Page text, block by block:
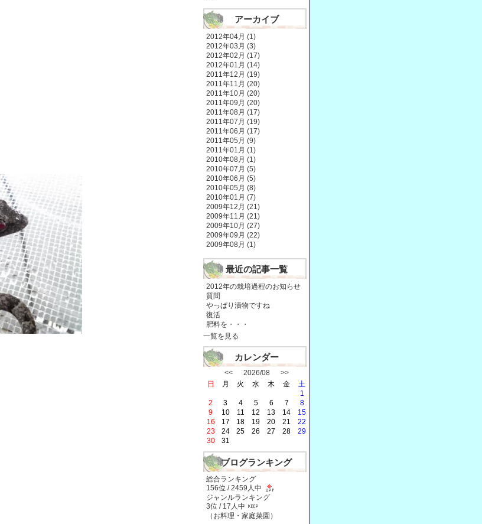
アーカイブ
2012年04月 (1)
2012年03月 (3)
2012年02月 (17)
2012年01月 (14)
2011年12月 (19)
2011年11月 (20)
2011年10月 (20)
2011年09月 (20)
2011年08月 (17)
2011年07月 (19)
2011年06月 (17)
2011年05月 (9)
2011年01月 (1)
2010年08月 (1)
2010年07月 (5)
2010年06月 (5)
2010年05月 (8)
2010年01月 (7)
2009年12月 (21)
2009年11月 (21)
2009年10月 (27)
2009年09月 (22)
2009年08月 (1)
最近の記事一覧
2012年の栽培過程のお知らせ
質問
やっぱり漬物ですね
復活
肥料を・・・
一覧を見る
カレンダー
<<2026/08 >>
日
月 火 水 木 金
土
1
2
3 4 5 6 7
8
9
10 11 12 13 14
15
16
17 18 19 20 21
22
23
24 25 26 27 28
29
30
31
ブログランキング
総合ランキング
156位 / 2459人中
ジャンルランキング
3位 / 17人中
（ お料理・家庭菜園 ）